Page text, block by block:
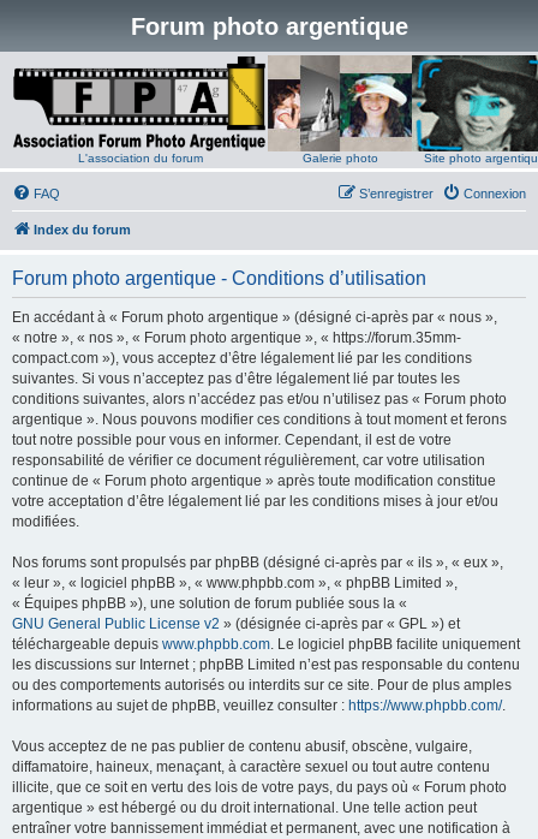
Forum photo argentique
L'association du forum Galerie photo Site photo
FAQ Connexion
S’enregistrer
Index du forum
Forum photo argentique - Conditions d’utilisation
En accédant à « Forum photo argentique » (désigné ci-après par « nous »,
« notre », « nos », « Forum photo argentique », « https://forum.35mm-
compact.com »), vous acceptez d’être légalement lié par les conditions
suivantes. Si vous n’acceptez pas d’être légalement lié par toutes les
conditions suivantes, alors n’accédez pas et/ou n’utilisez pas « Forum photo
argentique ». Nous pouvons modifier ces conditions à tout moment et ferons
tout notre possible pour vous en informer. Cependant, il est de votre
responsabilité de vérifier ce document régulièrement, car votre utilisation
continue de « Forum photo argentique » après toute modification constitue
votre acceptation d’être légalement lié par les conditions mises à jour et/ou
modifiées.
Nos forums sont propulsés par phpBB (désigné ci-après par « ils », « eux »,
« leur », « logiciel phpBB », « www.phpbb.com », « phpBB Limited »,
« Équipes phpBB »), une solution de forum publiée sous la «
GNU General Public License v2 » (désignée ci-après par « GPL ») et
téléchargeable depuis www.phpbb.com. Le logiciel phpBB facilite uniquement
les discussions sur Internet ; phpBB Limited n’est pas responsable du contenu
ou des comportements autorisés ou interdits sur ce site. Pour de plus amples
informations au sujet de phpBB, veuillez consulter : https://www.phpbb.com/.
Vous acceptez de ne pas publier de contenu abusif, obscène, vulgaire,
diffamatoire, haineux, menaçant, à caractère sexuel ou tout autre contenu
illicite, que ce soit en vertu des lois de votre pays, du pays où « Forum photo
argentique » est hébergé ou du droit international. Une telle action peut
entraîner votre bannissement immédiat et permanent, avec une notification à